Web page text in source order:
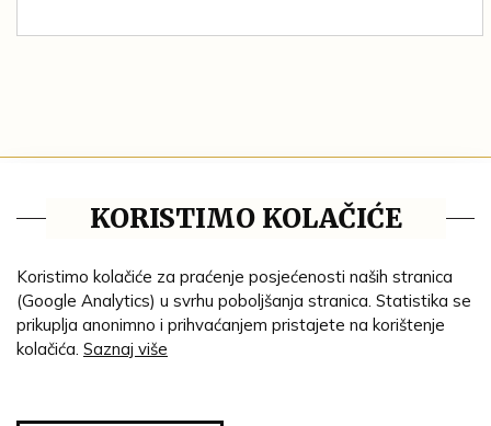
Impresum
Ustanove
Lenta vremena
Genealogija
KORISTIMO KOLAČIĆE
Koristimo kolačiće za praćenje posjećenosti naših stranica
(Google Analytics) u svrhu poboljšanja stranica. Statistika se
prikuplja anonimno i prihvaćanjem pristajete na korištenje
kolačića. Saznaj više